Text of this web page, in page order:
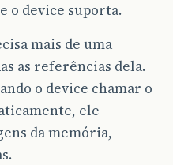
o device suporta.
mais de uma
as referências dela.
o device chamar o
ele
da memória,